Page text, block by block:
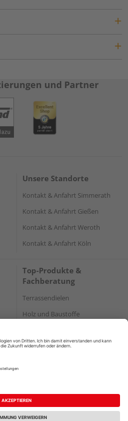
und Partner
Unsere Standorte
Kontakt & Anfahrt Simmerath
Kontakt & Anfahrt Gießen
Kontakt & Anfahrt Weroth
Kontakt & Anfahrt Köln
Top-Produkte &
Fachberatung
Terrassendielen
Holz und Baustoffe
AGB
Barrierefreiheitserklärung